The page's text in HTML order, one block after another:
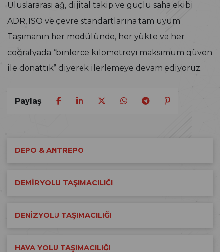
DEPO & ANTREPO
DEMİRYOLU TAŞIMACILIĞI
DENİZYOLU TAŞIMACILIĞI
HAVA YOLU TAŞIMACILIĞI
Uluslararası ağ, dijital takip ve güçlü saha ekibi
ADR, ISO ve çevre standartlarına tam uyum
Taşımanın her modülünde, her yükte ve her
coğrafyada “binlerce kilometreyi maksimum güven
ile donattık” diyerek ilerlemeye devam ediyoruz.
Paylaş